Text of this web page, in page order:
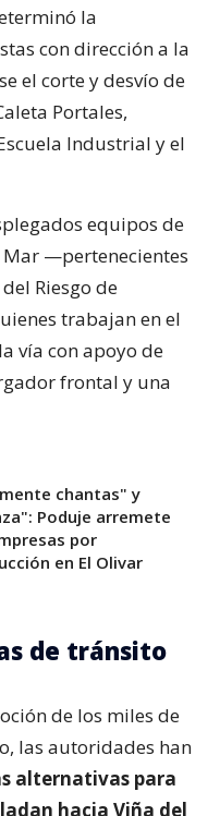
la
con dirección a la
el corte y desvío de
Portales,
Industrial y el
equipos de
—pertenecientes
Riesgo de
trabajan en el
vía con apoyo de
frontal y una
chantas" y
Poduje arremete
por
en El Olivar
de tránsito
de los miles de
las autoridades han
alternativas para
hacia Viña del